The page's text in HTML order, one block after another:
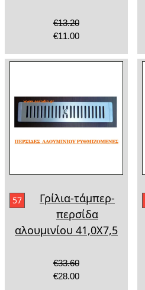
€13.20
€11.00
57
Γρίλια-τάμπερ-
περσίδα
αλουμινίου 41,0Χ7,5
€33.60
€28.00